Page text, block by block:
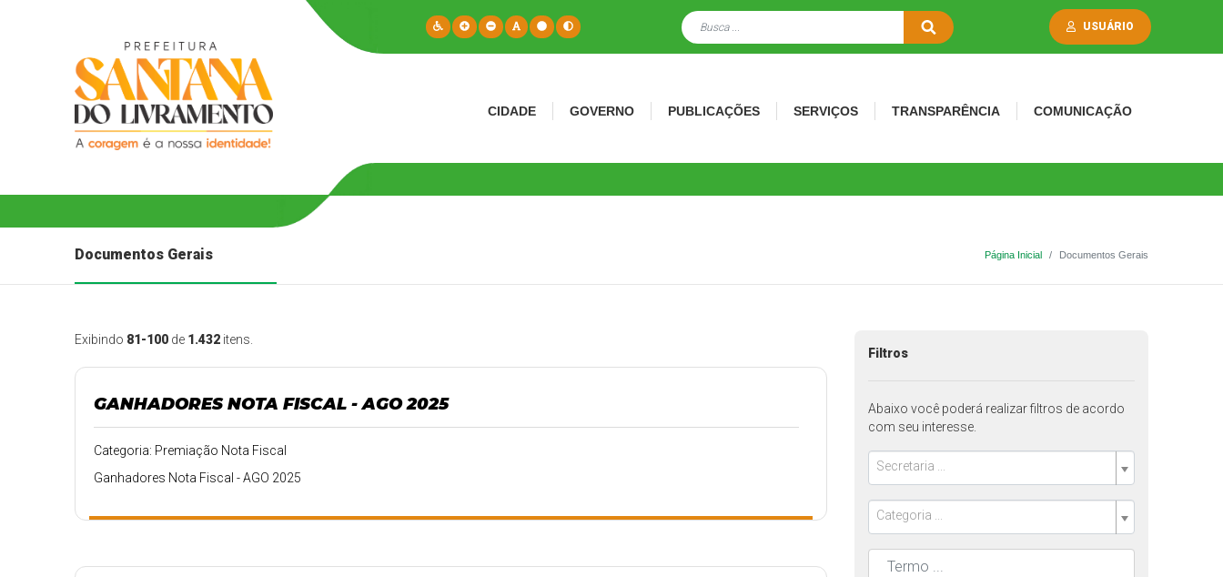
USUÁRIO
CIDADE GOVERNO PUBLICAÇÕES SERVIÇOS TRANSPARÊNCIA COMUNICAÇÃO
Documentos Gerais Página Inicial Documentos Gerais
Exibindo 81-100 de 1.432 itens.
GANHADORES NOTA FISCAL - AGO 2025
Categoria: Premiação Nota Fiscal
Ganhadores Nota Fiscal - AGO 2025
Filtros
Abaixo você poderá realizar filtros de acordo
com seu interesse.
Secretaria ...
Categoria ...